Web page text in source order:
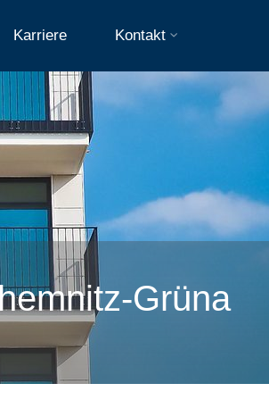
Karriere Kontakt
Grüna